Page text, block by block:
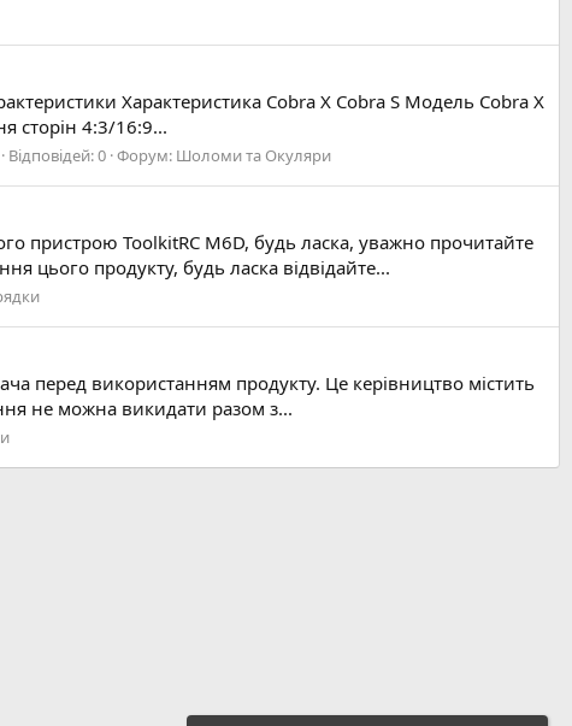
Характеристика Cobra X Cobra S Модель Cobra X
сторін 4:3/16:9...
Відповідей: 0 Форум: Шоломи та Окуляри
пристрою ToolkitRC M6D, будь ласка, уважно прочитайте
цього продукту, будь ласка відвідайте...
перед використанням продукту. Це керівництво містить
не можна викидати разом з...